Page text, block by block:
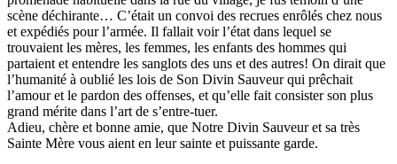
scène déchirante… C’était un convoi des recrues enrôlés chez nous
et expédiés pour l’armée. Il fallait voir l’état dans lequel se
trouvaient les mères, les femmes, les enfants des hommes qui
partaient et entendre les sanglots des uns et des autres! On dirait que
l’humanité à oublié les lois de Son Divin Sauveur qui prêchait
l’amour et le pardon des offenses, et qu’elle fait consister son plus
grand mérite dans l’art de s’entre-tuer.
Adieu, chère et bonne amie, que Notre Divin Sauveur et sa très
Sainte Mère vous aient en leur sainte et puissante garde.